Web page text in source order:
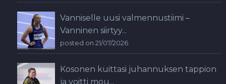
Vanniselle uusi valmennustiimi –
Vanninen siirtyy...
posted on 21/07/2026
Kosonen kuittasi juhannuksen tappion
ja voitti mou...